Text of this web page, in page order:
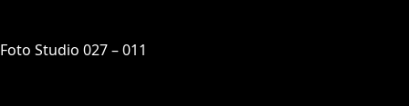
Foto Studio 027 – 011